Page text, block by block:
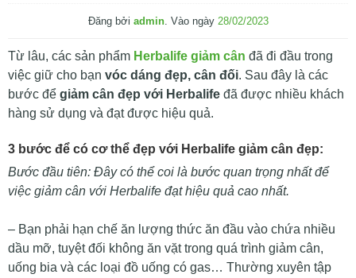
Đăng bởi admin. Vào ngày 28/02/2023
Từ lâu, các sản phẩm Herbalife giảm cân đã đi đầu trong
việc giữ cho bạn vóc dáng đẹp, cân đối. Sau đây là các
bước đểgiảm cân đẹp với Herbalife đã được nhiều khách
hàng sử dụng và đạt được hiệu quả.
3 bước để có cơ thể đẹp với Herbalife giảm cân đẹp:
Bước đầu tiên: Đây có thể coi là bước quan trọng nhất để
việc giảm cân với Herbalife đạt hiệu quả cao nhất.
– Bạn phải hạn chế ăn lượng thức ăn đầu vào chứa nhiều
dầu mỡ, tuyệt đối không ăn vặt trong quá trình giảm cân,
uống bia và các loại đồ uống có gas… Thường xuyên tập